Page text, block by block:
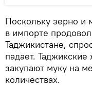
Поскольку зерно и
в импорте
Таджикистане,
падает.
закупают муку на
количествах.